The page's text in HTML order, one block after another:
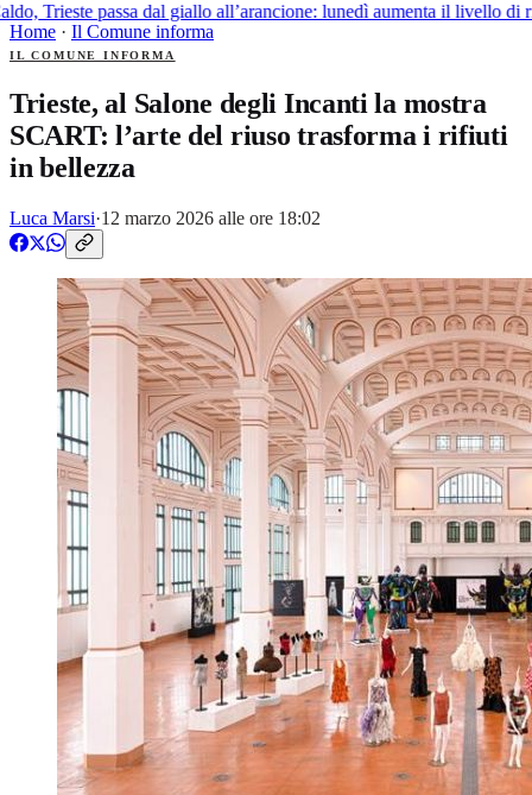
Trieste passa dal giallo all’arancione: lunedì aumenta il livello di
Home · Il Comune informa
IL COMUNE INFORMA
Trieste, al Salone degli Incanti la mostra
SCART: l’arte del riuso trasforma i rifiuti
in bellezza
Luca Marsi·12 marzo 2026 alle ore 18:02